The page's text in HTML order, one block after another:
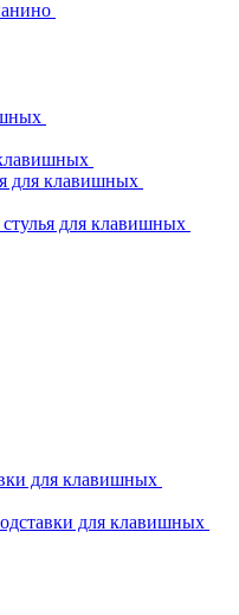
для клавишных
для клавишных
для клавишных
для клавишных